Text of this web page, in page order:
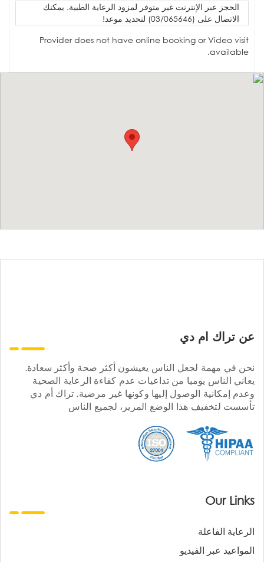
الحجز عبر الإنترنت غير متوفر لمزود الرعاية الطبية. يمكنك
الاتصال على (03/065646) لتحديد موعد!
Provider does not have online booking or Video visit
available.
عن تراك ام دي
نحن في مهمة لجعل الناس يعيشون أكثر صحة وأكثر سعادة.
يعاني الناس يوميا من تداعيات عدم كفاءة الرعاية الصحية
وعدم إمكانية الوصول إليها وكونها غير مرضية. تراك أم دي
تأسست لتخفيف هذا الوضع المرير، لجميع الناس
Our Links
الرعاية الفاعلة
المواعيد عبر الفيديو